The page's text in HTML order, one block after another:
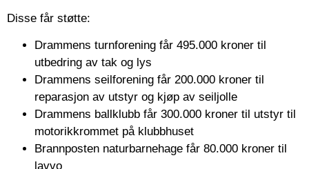
Disse får støtte:
Drammens turnforening får 495.000 kroner til
utbedring av tak og lys
Drammens seilforening får 200.000 kroner til
reparasjon av utstyr og kjøp av seiljolle
Drammens ballklubb får 300.000 kroner til utstyr til
motorikkrommet på klubbhuset
Brannposten naturbarnehage får 80.000 kroner til
lavvo